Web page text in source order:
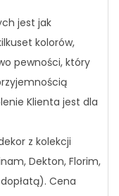
jest jak
kolorów,
pewności, który
Klienta jest dla
z kolekcji
Dekton, Florim,
Cena